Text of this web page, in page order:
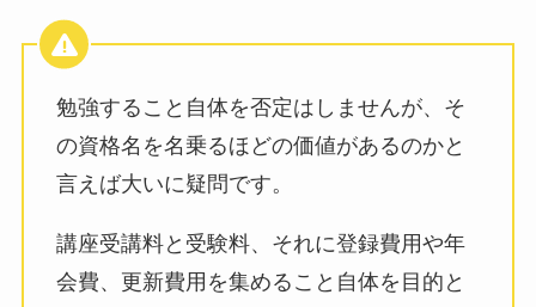
勉強すること自体を否定はしませんが、そ
の資格名を名乗るほどの価値があるのかと
言えば大いに疑問です。
講座受講料と受験料、それに登録費用や年
会費、更新費用を集めること自体を目的と